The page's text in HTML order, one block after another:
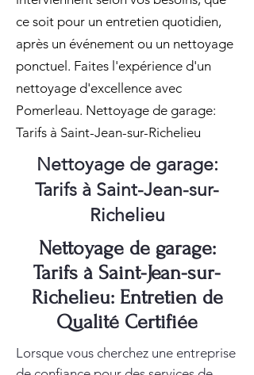
ce soit pour un entretien quotidien,
après un événement ou un nettoyage
ponctuel. Faites l'expérience d'un
nettoyage d'excellence avec
Pomerleau. Nettoyage de garage:
Tarifs à Saint-Jean-sur-Richelieu
Nettoyage de garage:
Tarifs à Saint-Jean-sur-
Richelieu
Nettoyage de garage:
Tarifs à Saint-Jean-sur-
Richelieu: Entretien de
Qualité Certifiée
Lorsque vous cherchez une entreprise